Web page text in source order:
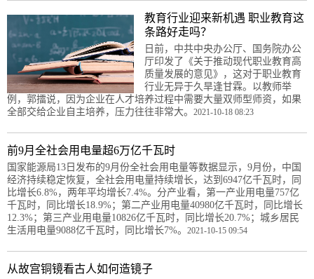
教育行业迎来新机遇 职业教育这
条路好走吗？
日前，中共中央办公厅、国务院办公
厅印发了《关于推动现代职业教育高
质量发展的意见》，这对于职业教育
行业无异于久旱逢甘霖。以教师举
例，郭擂说，因为企业在人才培养过程中需要大量双师型师资，如果
全部交给企业自主培养，压力往往非常大。 2021-10-18 08:23
前9月全社会用电量超6万亿千瓦时
国家能源局13日发布的9月份全社会用电量等数据显示，9月份，中国
经济持续稳定恢复，全社会用电量持续增长，达到6947亿千瓦时，同
比增长6.8%，两年平均增长7.4%。分产业看，第一产业用电量757亿
千瓦时，同比增长18.9%；第二产业用电量40980亿千瓦时，同比增长
12.3%；第三产业用电量10826亿千瓦时，同比增长20.7%；城乡居民
生活用电量9088亿千瓦时，同比增长7%。 2021-10-15 09:54
从故宫铜镜看古人如何造镜子